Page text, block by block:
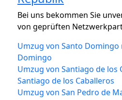
Bei uns bekommen Sie
von geprüften
Umzug von Santo Domingo
Domingo
Umzug von Santiago de los
Santiago de los Caballeros
Umzug von San Pedro de